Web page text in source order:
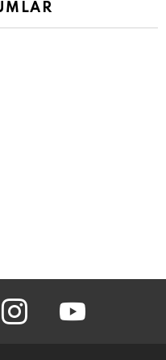
instagram youtube